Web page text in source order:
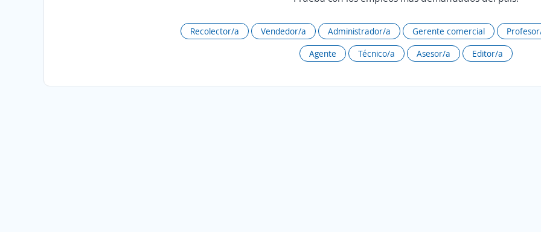
Recolector/a Vendedor/a Administrador/a Gerente comercial
Agente
Técnico/a Asesor/a Editor/a